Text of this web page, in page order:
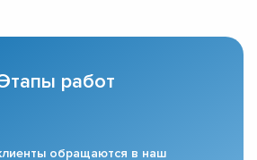
работ
обращаются в наш